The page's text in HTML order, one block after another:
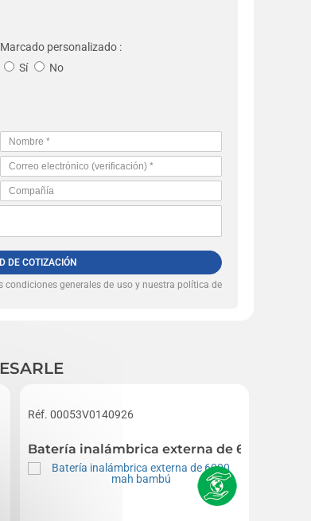
Marcado personalizado :
Sí
No
DE COTIZACIÓN
condiciones generales de uso y nuestra política de
Réf. 00053V0140926
Batería inalámbrica externa de 6000 mah